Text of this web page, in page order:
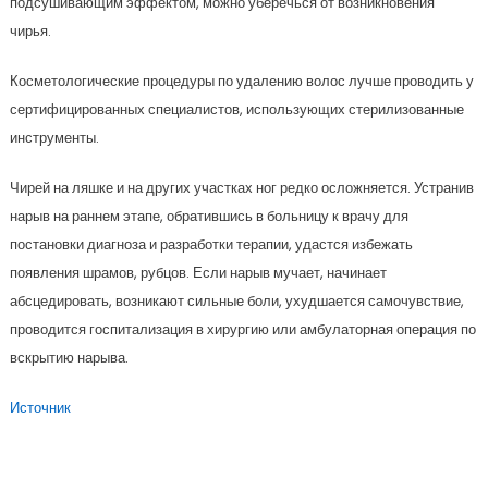
чирья.
Косметологические процедуры по удалению волос лучше проводить у
сертифицированных специалистов, использующих стерилизованные
инструменты.
Чирей на ляшке и на других участках ног редко осложняется. Устранив
нарыв на раннем этапе, обратившись в больницу к врачу для
постановки диагноза и разработки терапии, удастся избежать
появления шрамов, рубцов. Если нарыв мучает, начинает
абсцедировать, возникают сильные боли, ухудшается самочувствие,
проводится госпитализация в хирургию или амбулаторная операция по
вскрытию нарыва.
Источник